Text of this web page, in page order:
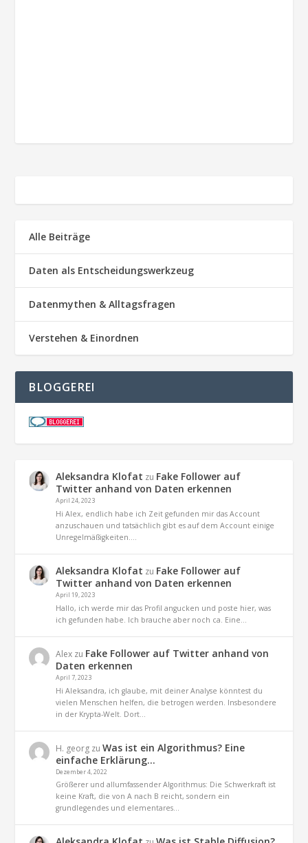
Alle Beiträge
Daten als Entscheidungswerkzeug
Datenmythen & Alltagsfragen
Verstehen & Einordnen
BLOGGEREI
Aleksandra Klofat zu Fake Follower auf
Twitter anhand von Daten erkennen
April 24, 2023
Hi Alex, endlich habe ich Zeit gefunden mir das Account
anzuschauen und tatsächlich gibt es auf dem Account einige
Unregelmäßigkeiten.…
Aleksandra Klofat zu Fake Follower auf
Twitter anhand von Daten erkennen
April 19, 2023
Hallo, ich werde mir das Profil angucken und poste hier, was
ich gefunden habe. Ich brauche aber noch ca. Eine…
Alex zu Fake Follower auf Twitter anhand von
Daten erkennen
April 7, 2023
Hi Aleksandra, ich glaube, mit deiner Analyse könntest du
vielen Menschen helfen, die betrogen werden. Insbesondere
in der Krypta-Welt. Dort…
H. georg zuWas ist ein Algorithmus? Eine
einfache Erklärung…
Dezember 4, 2022
Größerer und allumfassender Algorithmus: Die Schwerkraft ist
keine Kraft, die von A nach B reicht, sondern ein
grundlegendes und elementares…